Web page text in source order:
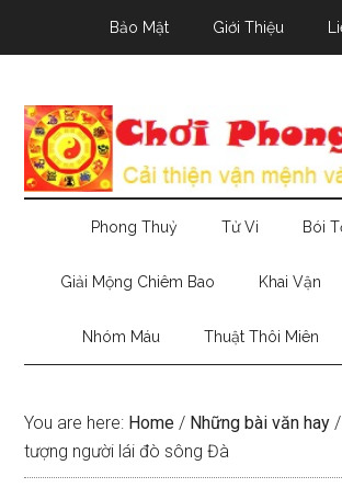
Bảo Mật Giới Thiệu
Phong Thuỷ Tử Vi Bói
Giải Mộng Chiêm Bao Khai Vận
Nhóm Máu Thuật Thôi Miên
You are here: Home / Những bài văn hay /
tượng người lái đò sông Đà